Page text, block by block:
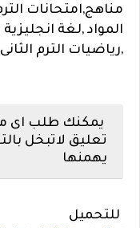
مناهج,امتحانات
المواد ,لغة انجليزية
,رياضيات الترم
يمكنك طلب اى
تعليق لاتبخل
يهمنها
للتحميل